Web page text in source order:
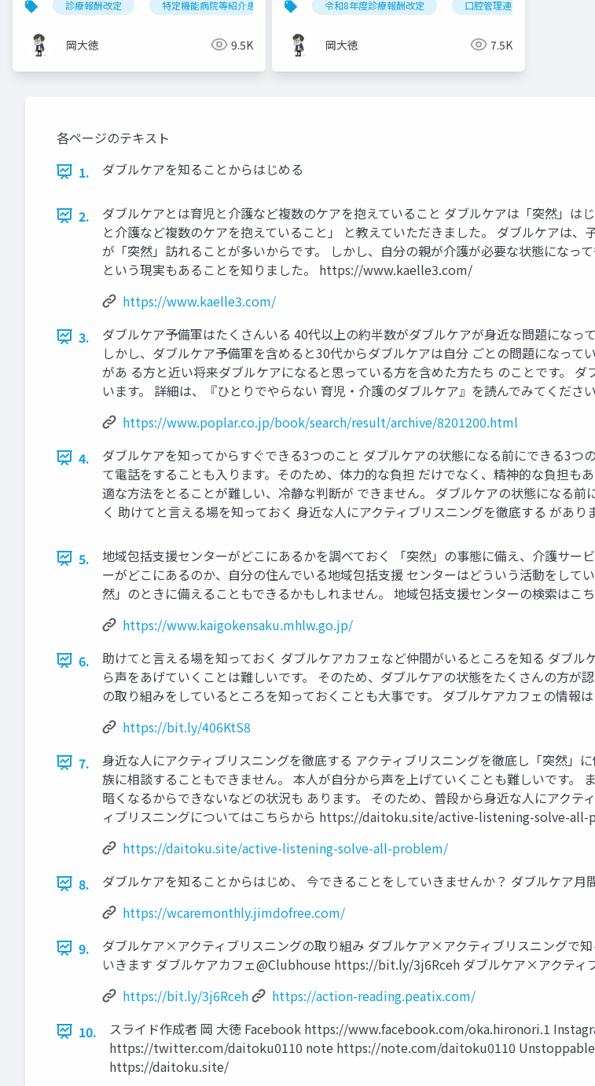
診療報酬改定 特定機能病院等紹介患者受入加算 逆紹介 外来機能分化 クリニック経営
岡大徳 9.5K
令和8年度診療報酬改定 口腔管理連携加算
岡大徳 7.5K
各ページのテキスト
1.
ダブルケアを知ることからはじめる
2.
ダブルケアとは育児と介護など複数のケアを抱えていること ダブルケアは「突然」
と介護など複数のケアを抱えていること」 と教えていただきました。 ダブルケアは
が「突然」訪れることが多いからです。 しかし、自分の親が介護が必要な状態になっ
という現実もあることを知りました。 https://www.kaelle3.com/
https://www.kaelle3.com/
3.
ダブルケア予備軍はたくさんいる 40代以上の約半数がダブルケアが身近な問題になっ
しかし、ダブルケア予備軍を含めると30代からダブルケアは自分 ごとの問題になっ
があ る方と近い将来ダブルケアになると思っている方を含めた方たち のことです。
います。 詳細は、『ひとりでやらない 育児・介護のダブルケア』を読んでみてく
https://www.poplar.co.jp/book/search/result/archive/8201200.html
4.
ダブルケアを知ってからすぐできる3つのこと ダブルケアの状態になる前にできる3
て電話をすることも入ります。そのため、体力的な負担 だけでなく、精神的な負担も
適な方法をとることが難しい、冷静な判断が できません。 ダブルケアの状態になる
く 助けてと言える場を知っておく 身近な人にアクティブリスニングを徹底する がありま
5.
地域包括支援センターがどこにあるかを調べておく 「突然」の事態に備え、介護サ
ーがどこにあるのか、自分の住んでいる地域包括支援 センターはどういう活動をし
然」のときに備えることもできるかもしれません。 地域包括支援センターの検索は
https://www.kaigokensaku.mhlw.go.jp/
6.
助けてと言える場を知っておく ダブルケアカフェなど仲間がいるところを知る ダブ
ら声をあげていくことは難しいです。 そのため、ダブルケアの状態をたくさんの方
の取り組みをしているところを知っておくことも大事です。 ダブルケアカフェの情
https://bit.ly/406KtS8
7.
身近な人にアクティブリスニングを徹底する アクティブリスニングを徹底し「突然」
族に相談することもできません。 本人が自分から声を上げていくことも難しいです。
暗くなるからできないなどの状況も あります。 そのため、普段から身近な人にアク
ィブリスニングについてはこちらから https://daitoku.site/active-listening-solve-
https://daitoku.site/active-listening-solve-all-problem/
8.
ダブルケアを知ることからはじめ、 今できることをしていきませんか？ ダブルケ
https://wcaremonthly.jimdofree.com/
9.
ダブルケア×アクティブリスニングの取り組み ダブルケア×アクティブリスニングで
いきます ダブルケアカフェ@Clubhouse https://bit.ly/3j6Rceh ダブルケア×アクテ
https://bit.ly/3j6Rceh
https://action-reading.peatix.com/
10.
スライド作成者 岡 大徳 Facebook https://www.facebook.com/oka.hironori.1
https://twitter.com/daitoku0110 note https://note.com/daitoku0110 Unstoppable
https://daitoku.site/